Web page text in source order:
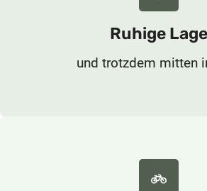
Ruhige Lage
und trotzdem mitten